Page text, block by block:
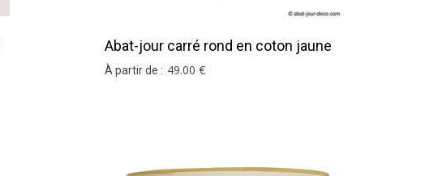
Abat-jour carré rond en coton jaune
pâle
À partir de : 49.00 €